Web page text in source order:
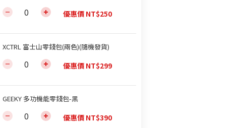
優惠價 NT$250
XCTRL 富士山零錢包(兩色)(隨機發貨)
優惠價 NT$299
GEEKY 多功機能零錢包-黑
優惠價 NT$390